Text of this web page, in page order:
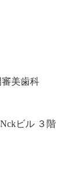
美歯科
ビル ３階